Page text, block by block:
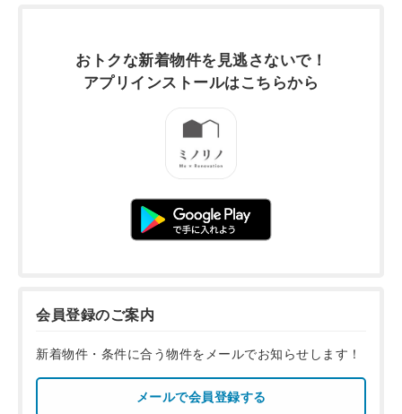
おトクな新着物件を 見逃さないで！
アプリインストールはこちらから
会員登録のご案内
新着物件・条件に合う物件をメールでお知らせします！
メールで会員登録する